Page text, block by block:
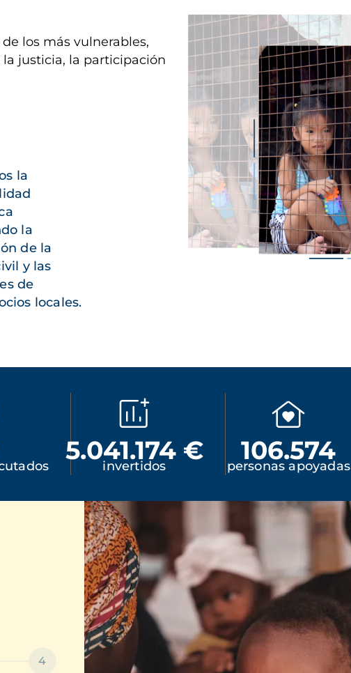
los más vulnerables,
justicia, la participación
la
la
de la
y las
de
locales.
Imagen
5.041.174 €
invertidos
106.574
personas apoyadas
4